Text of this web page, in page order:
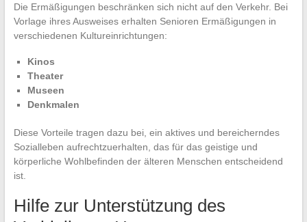
Die Ermäßigungen beschränken sich nicht auf den Verkehr. Bei
Vorlage ihres Ausweises erhalten Senioren Ermäßigungen in
verschiedenen Kultureinrichtungen:
Kinos
Theater
Museen
Denkmalen
Diese Vorteile tragen dazu bei, ein aktives und bereicherndes
Sozialleben aufrechtzuerhalten, das für das geistige und
körperliche Wohlbefinden der älteren Menschen entscheidend
ist.
Hilfe zur Unterstützung des